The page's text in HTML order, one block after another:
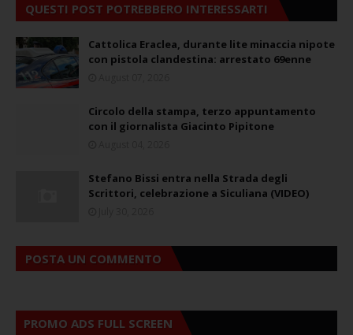
QUESTI POST POTREBBERO INTERESSARTI
Cattolica Eraclea, durante lite minaccia nipote
con pistola clandestina: arrestato 69enne
Circolo della stampa, terzo appuntamento
con il giornalista Giacinto Pipitone
Stefano Bissi entra nella Strada degli
Scrittori, celebrazione a Siculiana (VIDEO)
POSTA UN COMMENTO
PROMO ADS FULL SCREEN